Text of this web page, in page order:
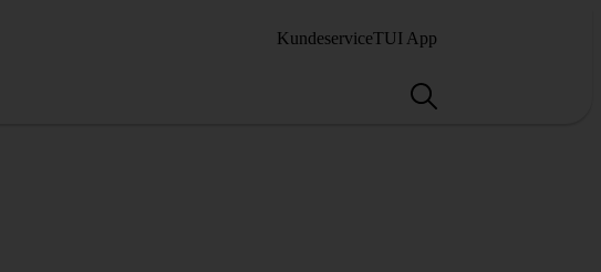
KundeserviceTUI App